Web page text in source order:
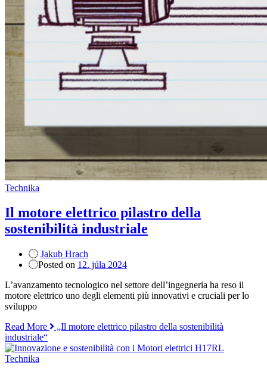
Technika
Il motore elettrico pilastro della
sostenibilità industriale
Jakub Hrach
Posted on 12. júla 2024
L’avanzamento tecnologico nel settore dell’ingegneria ha reso il
motore elettrico uno degli elementi più innovativi e cruciali per lo
sviluppo
Read More
„Il motore elettrico pilastro della sostenibilità
industriale“
Technika